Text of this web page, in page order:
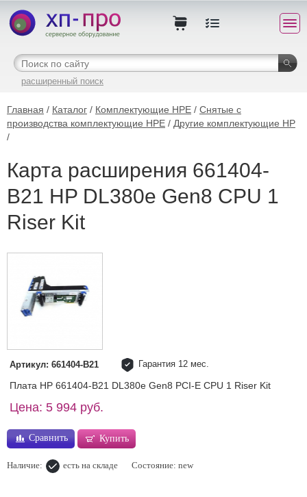
расширенный поиск
Главная / Каталог / Комплектующие HPE / Снятые с
производства комплектующие HPE / Другие комплектующие HP
/
Карта расширения 661404-
B21 HP DL380e Gen8 CPU 1
Riser Kit
Артикул: 661404-B21 Гарантия 12 мес.
Плата HP 661404-B21 DL380e Gen8 PCI-E CPU 1 Riser Kit
Цена: 5 994 руб.
Сравнить Купить
Наличие: есть на складе Состояние: new